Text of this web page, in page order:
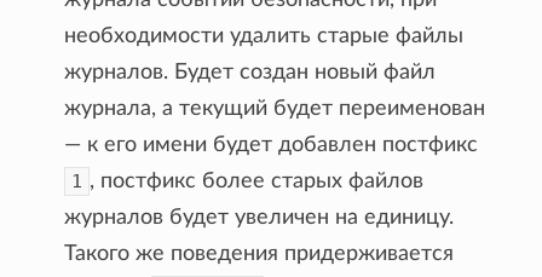
необходимости удалить старые файлы
журналов. Будет создан новый файл
журнала, а текущий будет переименован
— к его имени будет добавлен постфикс
1 , постфикс более старых файлов
журналов будет увеличен на единицу.
Такого же поведения придерживается